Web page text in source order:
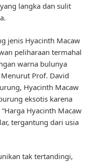
langka dan sulit
jenis Hyacinth Macaw
peliharaan termahal
warna bulunya
Prof. David
Hyacinth Macaw
eksotis karena
Hyacinth Macaw
tergantung dari usia
tak tertandingi,